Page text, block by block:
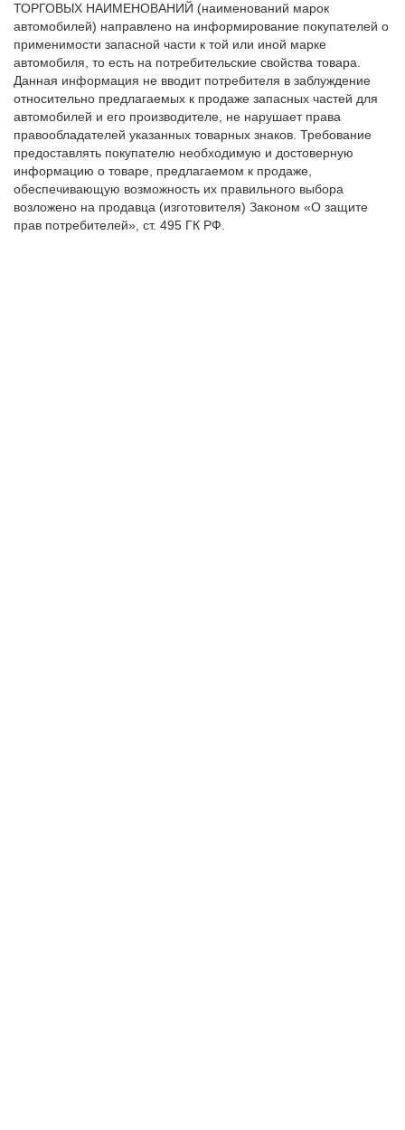
ТОРГОВЫХ НАИМЕНОВАНИЙ (наименований марок
автомобилей) направлено на информирование покупателей о
применимости запасной части к той или иной марке
автомобиля, то есть на потребительские свойства товара.
Данная информация не вводит потребителя в заблуждение
относительно предлагаемых к продаже запасных частей для
автомобилей и его производителе, не нарушает права
правообладателей указанных товарных знаков. Требование
предоставлять покупателю необходимую и достоверную
информацию о товаре, предлагаемом к продаже,
обеспечивающую возможность их правильного выбора
возложено на продавца (изготовителя) Законом «О защите
прав потребителей», ст. 495 ГК РФ.